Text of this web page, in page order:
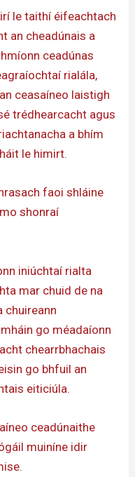
le taithí éifeachtach
an cheadúnais a
ceadúnas
rialála,
ceasaíneo laistigh
trédhearcacht agus
a bhím
le himirt.
faoi shláine
shonraí
iniúchtaí rialta
mar chuid de na
chuireann
go méadaíonn
chearrbhachais
go bhfuil an
eiticiúla.
ceadúnaithe
muiníne idir